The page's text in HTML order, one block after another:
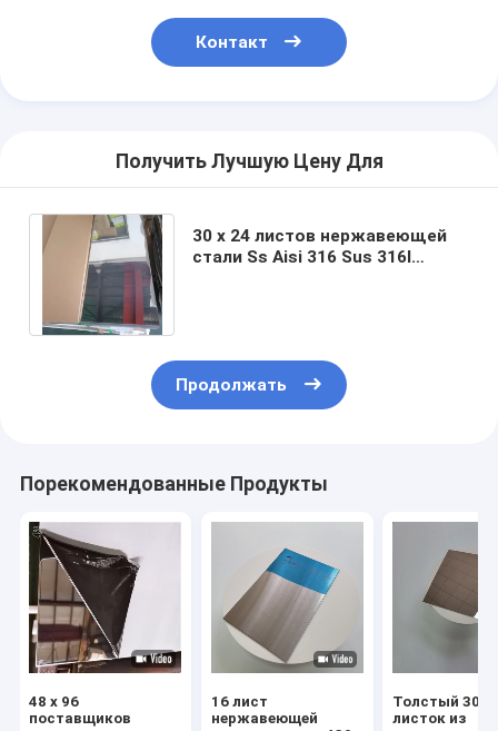
Контакт
Получить Лучшую Цену Для
30 x 24 листов нержавеющей
стали Ss Aisi 316 Sus 316l
Продолжать
Порекомендованные Продукты
48 x 96
поставщиков
16 лист
нержавеющей
Толстый 304
листок из